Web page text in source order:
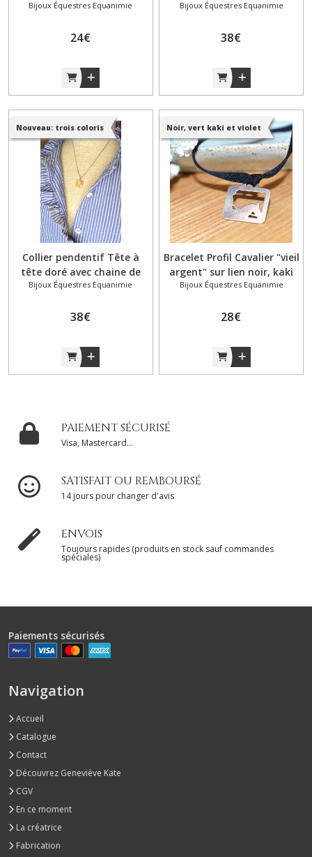
vert tendre ou vert forêt
Bijoux Équestres Equanimie
24€
grise, beige et violette
Bijoux Équestres Equanimie
38€
Nouveau: trois coloris
Collier pendentif Tête à
tête doré avec chaine de
couleur grise, beige ou
Bijoux Équestres Equanimie
38€
Noir, vert kaki et violet
Bracelet Profil Cavalier "vieil
argent" sur lien noir, kaki
ou violet modèle #3
Bijoux Équestres Equanimie
28€
PAIEMENT SÉCURISÉ
Visa, Mastercard...
SATISFAIT OU REMBOURSÉ
14 jours pour changer d'avis
ENVOIS
Toujours rapides (produits en stock sauf commandes
spéciales)
Paiements sécurisés
Navigation
Accueil
Catalogue
Contact
Découvrez Geneviève Kate
CGV
En ce moment
La créatrice
Fabrication